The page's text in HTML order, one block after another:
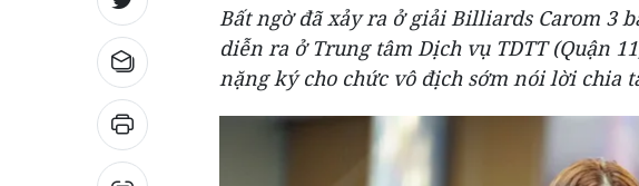
Bất ngờ đã xảy ra ở giải Billiards Carom 3
diễn ra ở Trung tâm Dịch vụ TDTT (Quận
nặng ký cho chức vô địch sớm nói lời chia